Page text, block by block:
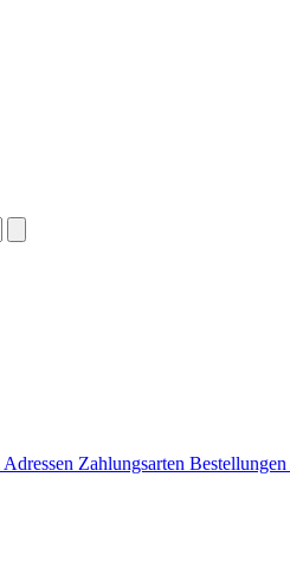
Adressen Zahlungsarten Bestellungen